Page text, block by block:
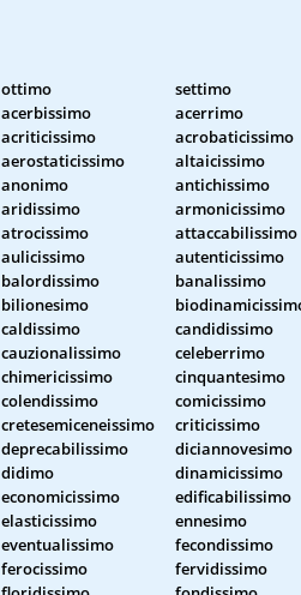
ottimo
settimo
acerbissimo
acerrimo
acriticissimo
acrobaticissimo
aerostaticissimo
altaicissimo
anonimo
antichissimo
aridissimo
armonicissimo
atrocissimo
attaccabilissimo
aulicissimo
autenticissimo
balordissimo
banalissimo
bilionesimo
caldissimo
candidissimo
cauzionalissimo
celeberrimo
chimericissimo
cinquantesimo
colendissimo
comicissimo
cretesemiceneissimo
criticissimo
deprecabilissimo
diciannovesimo
didimo
dinamicissimo
economicissimo
edificabilissimo
elasticissimo
ennesimo
eventualissimo
fecondissimo
ferocissimo
fervidissimo